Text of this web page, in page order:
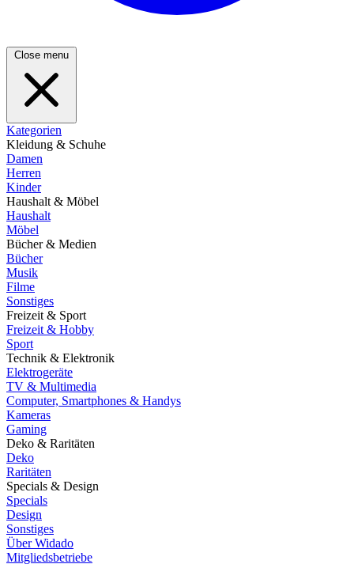
Close menu
Kategorien
Kleidung & Schuhe
Damen
Herren
Kinder
Haushalt & Möbel
Haushalt
Möbel
Bücher & Medien
Bücher
Musik
Filme
Sonstiges
Freizeit & Sport
Freizeit & Hobby
Sport
Technik & Elektronik
Elektrogeräte
TV & Multimedia
Computer, Smartphones & Handys
Kameras
Gaming
Deko & Raritäten
Deko
Raritäten
Specials & Design
Specials
Design
Sonstiges
Über Widado
Mitgliedsbetriebe